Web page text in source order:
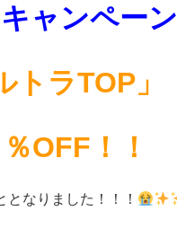
ャンペーン
トラTOP」
OFF！！
となりました！！！